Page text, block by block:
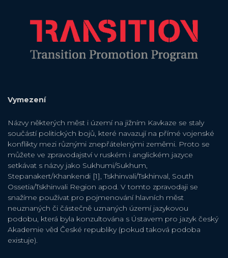
Vymezení
Názvy některých měst i území na jižním Kavkaze se staly
součástí politických bojů, které navazují na přímé vojenské
konflikty mezi různými znepřátelenými zeměmi. Proto se
můžete ve zpravodajství v ruském i anglickém jazyce
setkávat s názvy jako Sukhumi/Sukhum,
Stepanakert/Khankendi [1], Tskhinvali/Tskhinval, South
Ossetia/Tskhinvali Region apod. V tomto zpravodaji se
snažíme používat pro pojmenování hlavních měst
neuznaných či částečně uznaných území jazykovou
podobu, která byla konzultována s Ústavem pro jazyk český
Akademie věd České republiky (pokud taková podoba
existuje).